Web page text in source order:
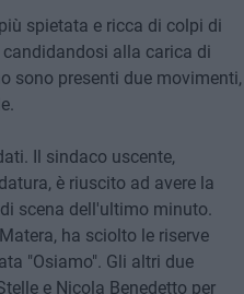
spietata e ricca di colpi di
alla carica di
sono presenti due movimenti,
Il sindaco uscente,
è riuscito ad avere la
scena dell'ultimo minuto.
ha sciolto le riserve
"Osiamo". Gli altri due
e Nicola Benedetto per